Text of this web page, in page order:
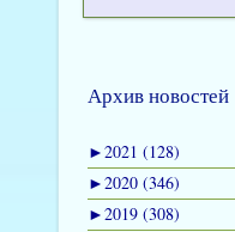
Архив новостей
►2021 (128)
►2020 (346)
►2019 (308)